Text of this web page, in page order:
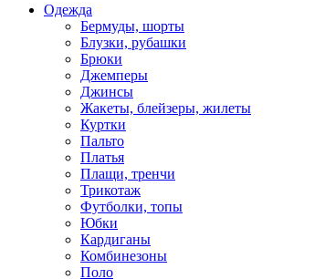
Одежда
Бермуды, шорты
Блузки, рубашки
Брюки
Джемперы
Джинсы
Жакеты, блейзеры, жилеты
Куртки
Пальто
Платья
Плащи, тренчи
Трикотаж
Футболки, топы
Юбки
Кардиганы
Комбинезоны
Поло